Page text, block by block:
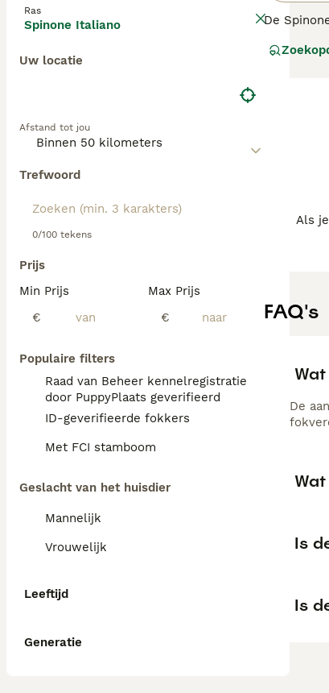
Ras
Spinone Italiano
Uw locatie
Afstand tot jou
Trefwoord
0/100 tekens
Prijs
Min Prijs
€
Max Prijs
€
Populaire filters
Raad van Beheer kennelregistratie
door PuppyPlaats geverifieerd
ID-geverifieerde fokkers
Met FCI stamboom
Geslacht van het huisdier
Mannelijk
Vrouwelijk
Leeftijd
Generatie
De
zijn. Ze
Als
FAQ's
De
Is
Is